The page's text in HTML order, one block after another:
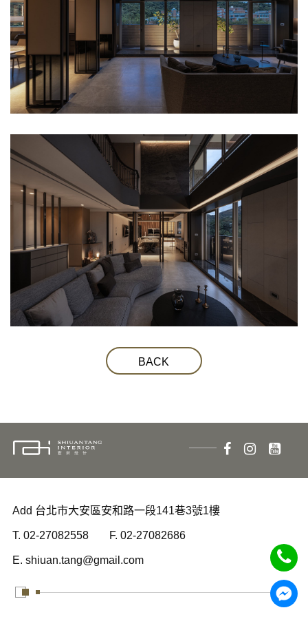
BACK
Add 台北市大安區安和路一段141巷3號1樓
T. 02-27082558 F. 02-27082686
E. shiuan.tang@gmail.com